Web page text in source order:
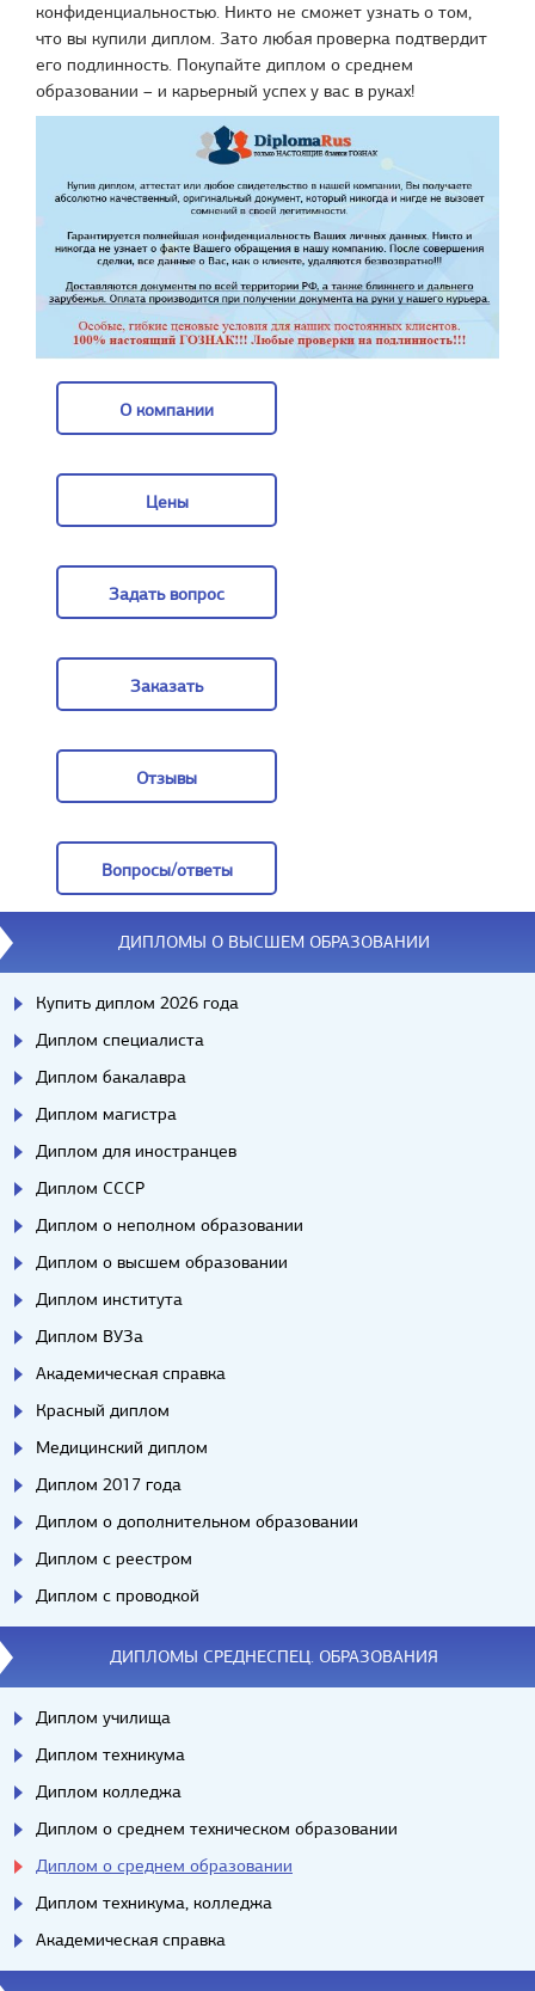
конфиденциальностью. Никто не сможет узнать о том,
что вы купили диплом. Зато любая проверка подтвердит
его подлинность. Покупайте диплом о среднем
образовании – и карьерный успех у вас в руках!
О компании
Цены
Задать вопрос
Заказать
Отзывы
Вопросы/ответы
Вопросы/ответы
ДИПЛОМЫ О ВЫСШЕМ ОБРАЗОВАНИИ
Купить диплом 2026 года
Диплом специалиста
Диплом бакалавра
Диплом магистра
Диплом для иностранцев
Диплом СССР
Диплом о неполном образовании
Диплом о высшем образовании
Диплом института
Диплом ВУЗа
Академическая справка
Красный диплом
Медицинский диплом
Диплом 2017 года
Диплом о дополнительном образовании
Диплом с реестром
Диплом с проводкой
ДИПЛОМЫ СРЕДНЕСПЕЦ. ОБРАЗОВАНИЯ
Диплом училища
Диплом техникума
Диплом колледжа
Диплом о среднем техническом образовании
Диплом о среднем образовании
Диплом техникума, колледжа
Академическая справка